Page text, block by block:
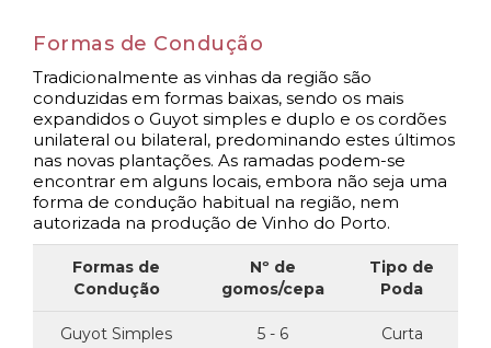
Formas de Condução
Tradicionalmente as vinhas da região são
conduzidas em formas baixas, sendo os mais
expandidos o Guyot simples e duplo e os cordões
unilateral ou bilateral, predominando estes últimos
nas novas plantações. As ramadas podem-se
encontrar em alguns locais, embora não seja uma
forma de condução habitual na região, nem
autorizada na produção de Vinho do Porto.
Formas de
Condução
Nº de
gomos/cepa
Tipo de
Poda
Guyot Simples 5 - 6 Curta